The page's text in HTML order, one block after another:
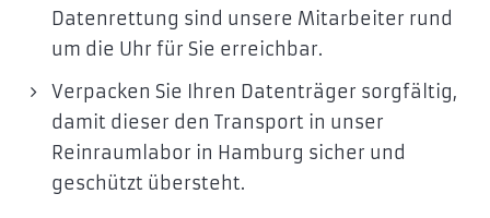
Datenrettung sind unsere Mitarbeiter rund
um die Uhr für Sie erreichbar.
Verpacken Sie Ihren Datenträger sorgfältig,
damit dieser den Transport in unser
Reinraumlabor in Hamburg sicher und
geschützt übersteht.